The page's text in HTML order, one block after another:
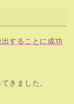
することに成功
きました。